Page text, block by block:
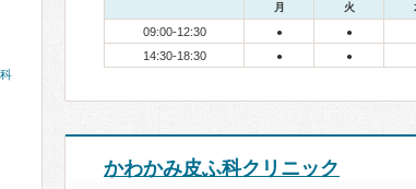
月 火
09:00-12:30 ● ●
14:30-18:30 ● ●
かわかみ皮ふ科クリニック